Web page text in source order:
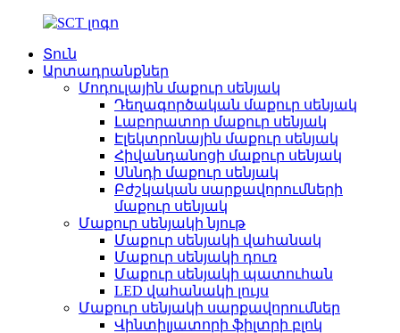
Տուն
Արտադրանքներ
Մոդուլային մաքուր սենյակ
Դեղագործական մաքուր սենյակ
Լաբորատոր մաքուր սենյակ
Էլեկտրոնային մաքուր սենյակ
Հիվանդանոցի մաքուր սենյակ
Սննդի մաքուր սենյակ
Բժշկական սարքավորումների
մաքուր սենյակ
Մաքուր սենյակի նյութ
Մաքուր սենյակի վահանակ
Մաքուր սենյակի դուռ
Մաքուր սենյակի պատուհան
LED վահանակի լույս
Մաքուր սենյակի սարքավորումներ
Վինտիլյատորի ֆիլտրի բլոկ